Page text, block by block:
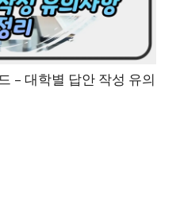
– 대학별 답안 작성 유의